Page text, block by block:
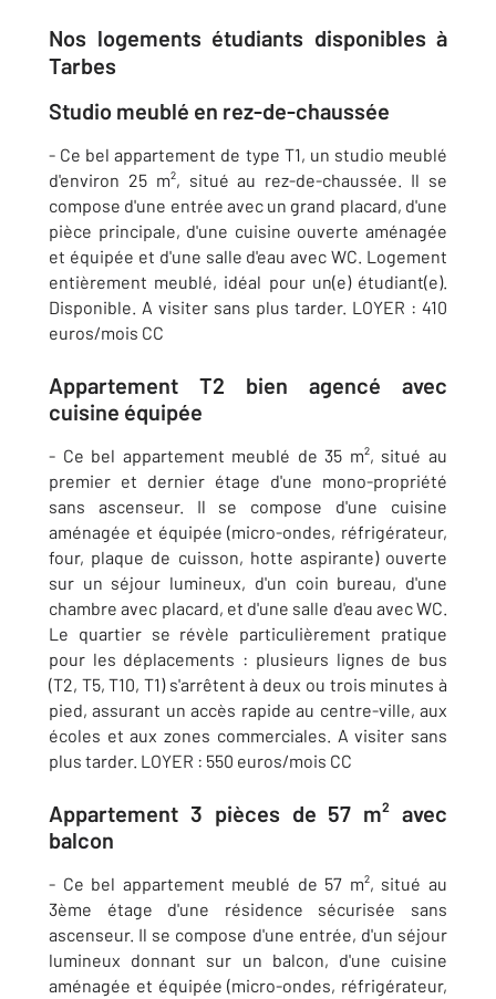
Nos logements étudiants disponibles à
Tarbes
Studio meublé en rez-de-chaussée
- Ce bel appartement de type T1, un studio meublé
d'environ 25 m², situé au rez-de-chaussée. Il se
compose d'une entrée avec un grand placard, d'une
pièce principale, d'une cuisine ouverte aménagée
et équipée et d'une salle d'eau avec WC. Logement
entièrement meublé, idéal pour un(e) étudiant(e).
Disponible. A visiter sans plus tarder. LOYER : 410
euros/mois CC
Appartement T2 bien agencé avec
cuisine équipée
- Ce bel appartement meublé de 35 m², situé au
premier et dernier étage d'une mono-propriété
sans ascenseur. Il se compose d'une cuisine
aménagée et équipée (micro-ondes, réfrigérateur,
four, plaque de cuisson, hotte aspirante) ouverte
sur un séjour lumineux, d'un coin bureau, d'une
chambre avec placard, et d'une salle d'eau avec WC.
Le quartier se révèle particulièrement pratique
pour les déplacements : plusieurs lignes de bus
(T2, T5, T10, T1) s'arrêtent à deux ou trois minutes à
pied, assurant un accès rapide au centre-ville, aux
écoles et aux zones commerciales. A visiter sans
plus tarder. LOYER : 550 euros/mois CC
Appartement 3 pièces de 57 m² avec
balcon
- Ce bel appartement meublé de 57 m², situé au
3ème étage d'une résidence sécurisée sans
ascenseur. Il se compose d'une entrée, d'un séjour
lumineux donnant sur un balcon, d'une cuisine
aménagée et équipée (micro-ondes, réfrigérateur,